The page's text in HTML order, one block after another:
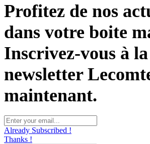
Profitez de nos
dans votre boite
Inscrivez-vous à la
newsletter
maintenant.
Already Subscribed !
Thanks !